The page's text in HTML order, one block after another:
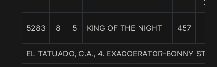
3/4
5283 8 5 KING OF THE NIGHT 457
EL TATUADO, C.A., 4. EXAGGERATOR-BONNY